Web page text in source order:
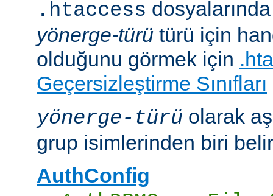
.htaccess
yönerge-türü türü için
olduğunu görmek için
Geçersizleştirme Sınıfları
yönerge-türü olarak
grup isimlerinden biri
AuthConfig